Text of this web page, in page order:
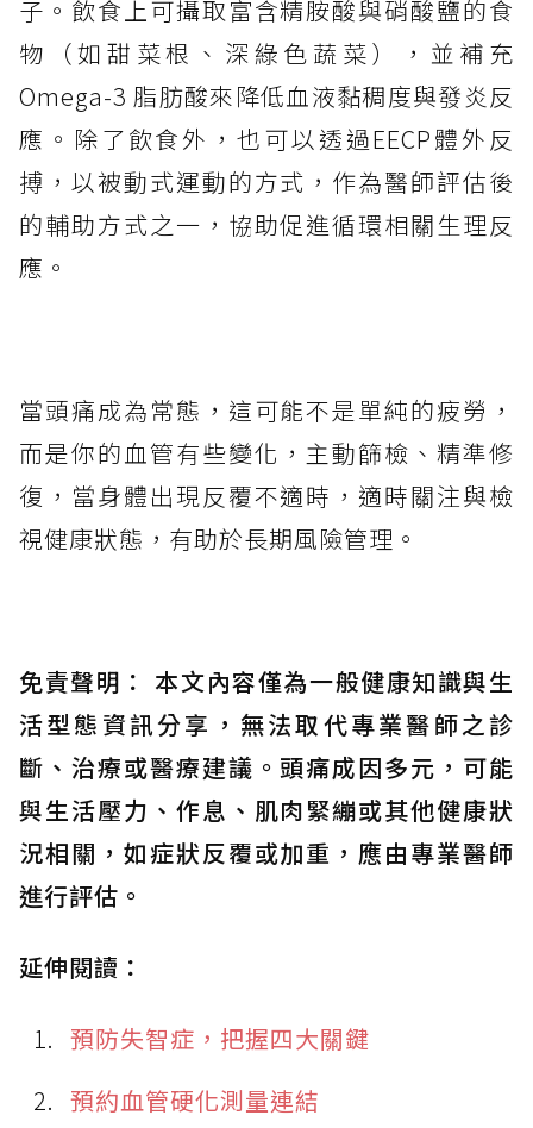
子。飲食上可攝取富含精胺酸與硝酸鹽的食
物（如甜菜根、深綠色蔬菜），並補充
Omega-3 脂肪酸來降低血液黏稠度與發炎反
應。除了飲食外，也可以透過EECP體外反
搏，以被動式運動的方式，作為醫師評估後
的輔助方式之一，協助促進循環相關生理反
應。
當頭痛成為常態，這可能不是單純的疲勞，
而是你的血管有些變化，主動篩檢、精準修
復，當身體出現反覆不適時，適時關注與檢
視健康狀態，有助於長期風險管理。
免責聲明： 本文內容僅為一般健康知識與生
活型態資訊分享，無法取代專業醫師之診
斷、治療或醫療建議。頭痛成因多元，可能
與生活壓力、作息、肌肉緊繃或其他健康狀
況相關，如症狀反覆或加重，應由專業醫師
進行評估。
延伸閱讀：
預防失智症，把握四大關鍵
預約血管硬化測量連結